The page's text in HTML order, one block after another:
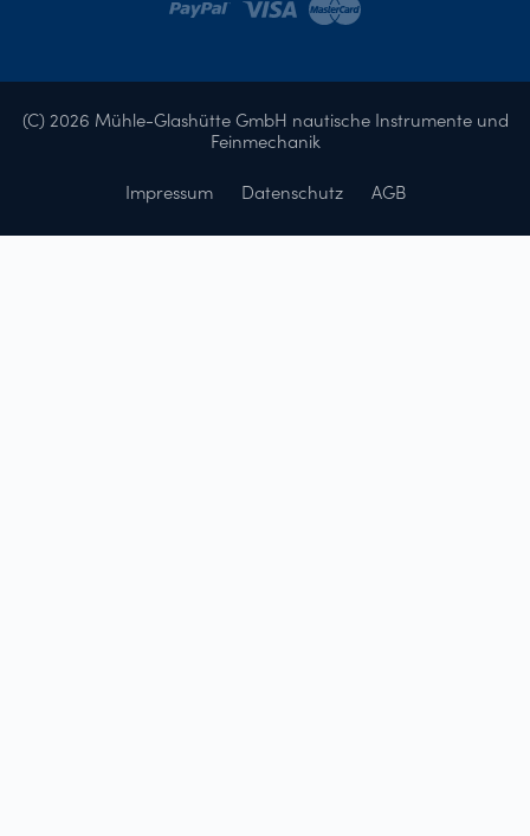
(C) 2026 Mühle-Glashütte GmbH nautische Instrumente und
Feinmechanik
Impressum Datenschutz AGB